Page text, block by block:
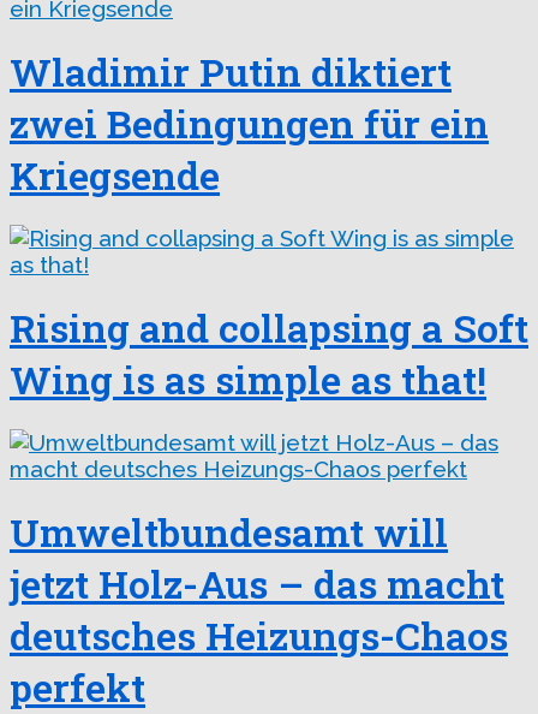
Wladimir Putin diktiert
zwei Bedingungen für ein
Kriegsende
Rising and collapsing a Soft
Wing is as simple as that!
Umweltbundesamt will
jetzt Holz-Aus – das macht
deutsches Heizungs-Chaos
perfekt